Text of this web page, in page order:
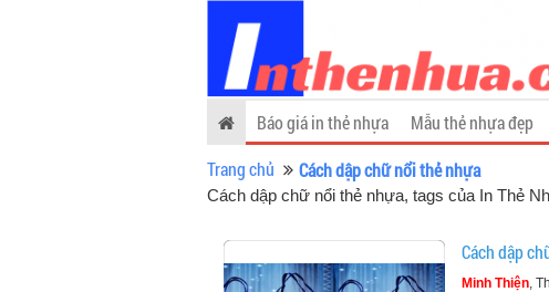
Báo giá in thẻ nhựa Mẫu thẻ nhựa đẹp
Trang chủ
Cách dập chữ nổi thẻ nhựa
Cách dập chữ nổi thẻ nhựa, tags của In Thẻ
Cách dập
Minh Thiện,